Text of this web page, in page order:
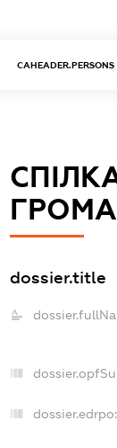
CAHEADER.PERSONS
dossier.title
dossier.edrpo: